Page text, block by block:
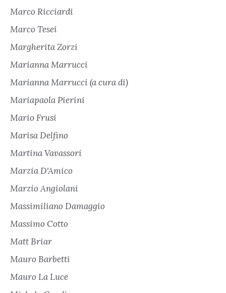
Marco Ricciardi
Marco Tesei
Margherita Zorzi
Marianna Marrucci
Marianna Marrucci (a cura di)
Mariapaola Pierini
Mario Frusi
Marisa Delfino
Martina Vavassori
Marzia D'Amico
Marzio Angiolani
Massimiliano Damaggio
Massimo Cotto
Matt Briar
Mauro Barbetti
Mauro La Luce